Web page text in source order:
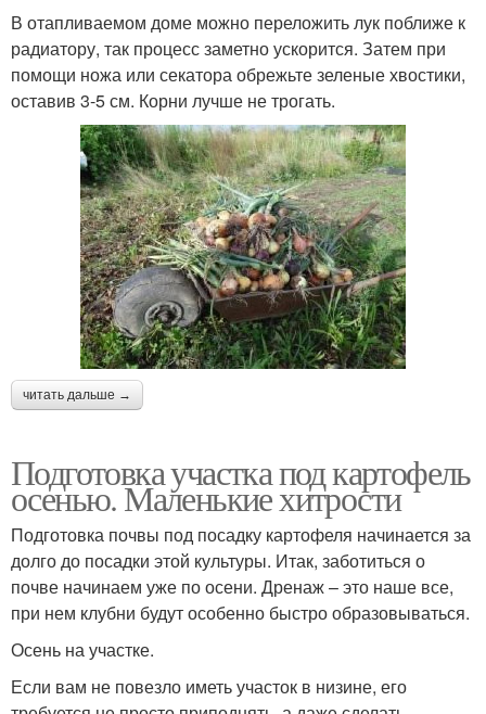
В отапливаемом доме можно переложить лук поближе к
радиатору, так процесс заметно ускорится. Затем при
помощи ножа или секатора обрежьте зеленые хвостики,
оставив 3-5 см. Корни лучше не трогать.
читать дальше →
Подготовка участка под картофель
осенью. Маленькие хитрости
Подготовка почвы под посадку картофеля начинается за
долго до посадки этой культуры. Итак, заботиться о
почве начинаем уже по осени. Дренаж – это наше все,
при нем клубни будут особенно быстро образовываться.
Осень на участке.
Если вам не повезло иметь участок в низине, его